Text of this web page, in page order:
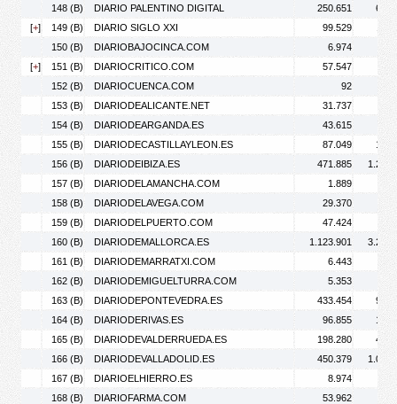
148 (B)
DIARIO PALENTINO DIGITAL 250.651
[+] 149 (B) DIARIO SIGLO XXI 99.529
150 (B)
DIARIOBAJOCINCA.COM 6.974
[+] 151 (B) DIARIOCRITICO.COM 57.547
152 (B)
DIARIOCUENCA.COM 92
153 (B)
DIARIODEALICANTE.NET 31.737
154 (B)
DIARIODEARGANDA.ES 43.615
155 (B)
DIARIODECASTILLAYLEON.ES 87.049
156 (B)
DIARIODEIBIZA.ES 471.885
157 (B)
DIARIODELAMANCHA.COM 1.889
158 (B)
DIARIODELAVEGA.COM 29.370
159 (B)
DIARIODELPUERTO.COM 47.424
160 (B)
DIARIODEMALLORCA.ES 1.123.901
161 (B)
DIARIODEMARRATXI.COM 6.443
162 (B)
DIARIODEMIGUELTURRA.COM 5.353
163 (B)
DIARIODEPONTEVEDRA.ES 433.454
164 (B)
DIARIODERIVAS.ES 96.855
165 (B)
DIARIODEVALDERRUEDA.ES 198.280
166 (B)
DIARIODEVALLADOLID.ES 450.379
167 (B)
DIARIOELHIERRO.ES 8.974
168 (B)
DIARIOFARMA.COM 53.962